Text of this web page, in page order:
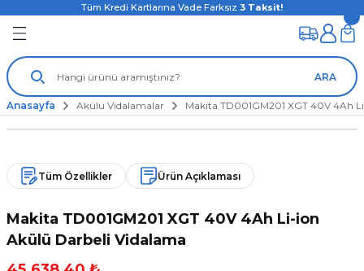
Tüm Kredi Kartlarına Vade Farksız 3 Taksit!
ARA
Anasayfa Akülü Vidalamalar Makita TD001GM201 XGT 40V 4Ah
Tüm Özellikler Ürün Açıklaması
Makita TD001GM201 XGT 40V 4Ah Li-ion
Akülü Darbeli Vidalama